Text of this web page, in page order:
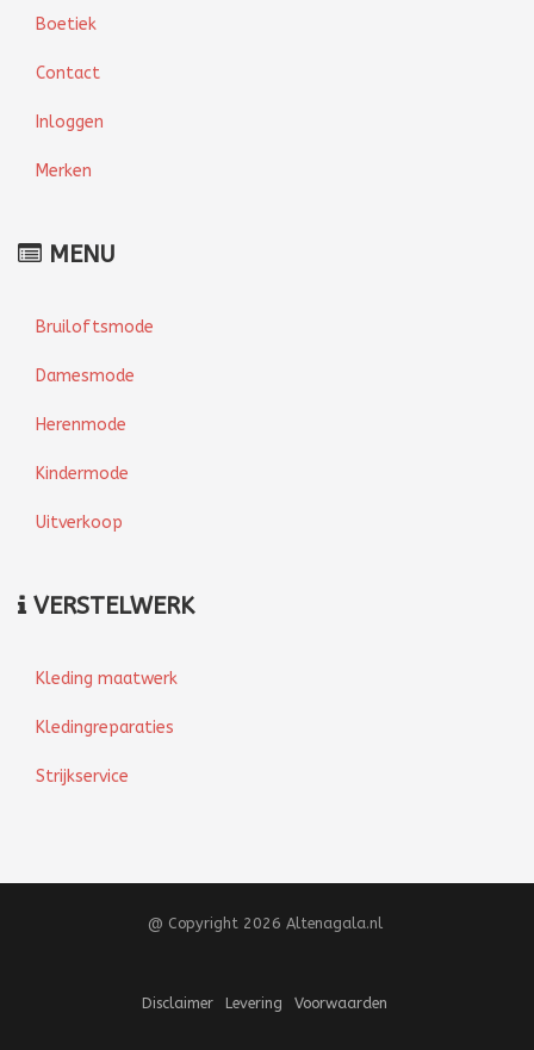
Boetiek
Contact
Inloggen
Merken
MENU
Bruiloftsmode
Damesmode
Herenmode
Kindermode
Uitverkoop
VERSTELWERK
Kleding maatwerk
Kledingreparaties
Strijkservice
@ Copyright 2026 Altenagala.nl
Disclaimer Levering Voorwaarden